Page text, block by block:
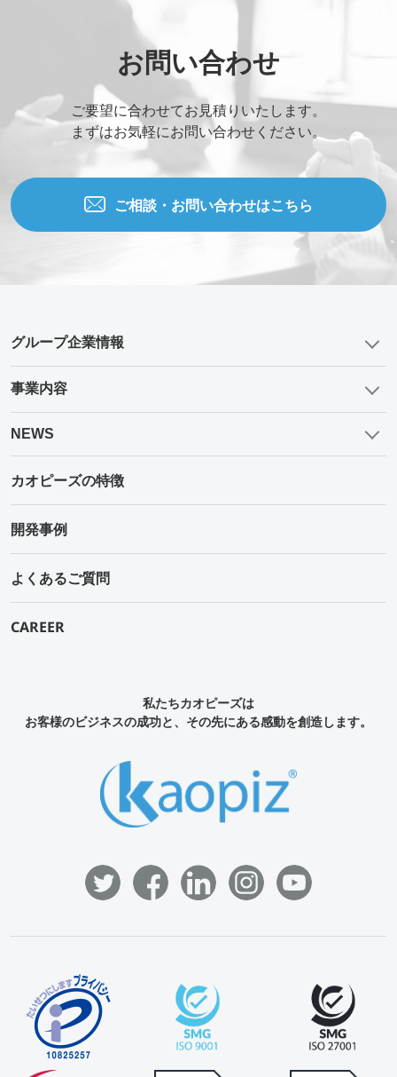
お問い合わせ
ご要望に合わせてお見積りいたします。
まずはお気軽にお問い合わせください。
ご相談・お問い合わせはこちら
グループ企業情報
事業内容
NEWS
カオピーズの特徴
開発事例
よくあるご質問
CAREER
私たちカオピーズは
お客様のビジネスの成功と、その先にある感動を創造します。